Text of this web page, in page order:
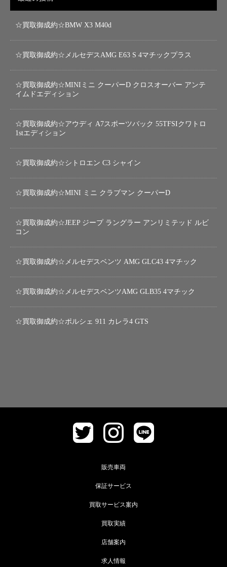
☆買取御成約☆BMW X3 M40d
☆買取御成約☆メルセデスAMG E63 S 4マチックプラス
☆買取御成約☆MINIミニ クーパーD クロスオーバー アンテ
イムドエディション
☆買取御成約☆アウディ A7スポーツバック 55TFSIクワトロ
1stエディション
☆買取御成約☆シトロエン C3 シャイン
☆買取御成約☆MINI ミニ クラブマン クーパーD
☆買取御成約☆JEEP ジープ ラングラー アンリミテッド ルビ
コン
☆買取御成約☆メルセデスベンツ AMG GLC43 4マチック
☆買取御成約☆メルセデスベンツAMG GLB35 4マチック
☆買取御成約☆ポルシェ 911 カレラ4 GTS
販売車両
保証サービス
買取サービス案内
買取実績
店舗案内
求人情報